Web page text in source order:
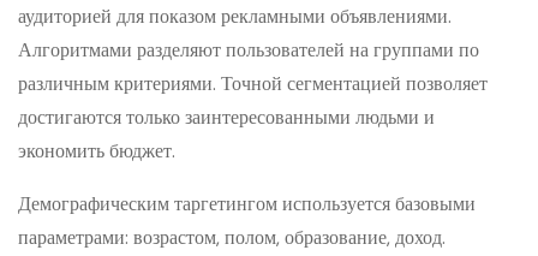
аудиторией для показом рекламными объявлениями.
Алгоритмами разделяют пользователей на группами по
различным критериями. Точной сегментацией позволяет
достигаются только заинтересованными людьми и
экономить бюджет.
Демографическим таргетингом используется базовыми
параметрами: возрастом, полом, образование, доход.